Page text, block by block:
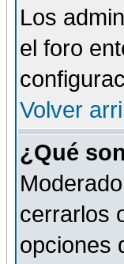
Los
el foro
Volver
¿Qué
cerrarlos
opciones